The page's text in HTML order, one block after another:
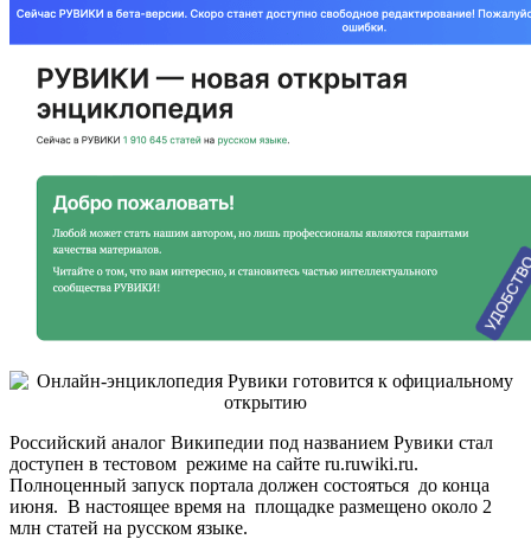
Российский аналог Википедии под названием Рувики стал
доступен в тестовом режиме на сайте ru.ruwiki.ru.
Полноценный запуск портала должен состояться до конца
июня. В настоящее время на площадке размещено около 2
млн статей на русском языке.